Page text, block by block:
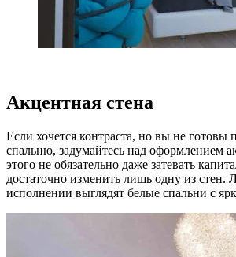
Акцентная стена
Если хочется контраста, но вы не готовы
спальню, задумайтесь над оформлением
этого не обязательно даже затевать
достаточно изменить лишь одну из стен.
исполнении выглядят белые спальни с